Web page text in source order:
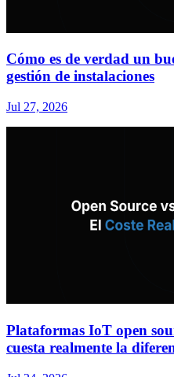
Cómo es de verdad un
gestión de instalaciones
Jul 27, 2026
Plataformas IoT open
cuesta realmente la